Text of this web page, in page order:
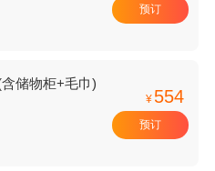
预订
储物柜+毛巾)
¥ 554
预订